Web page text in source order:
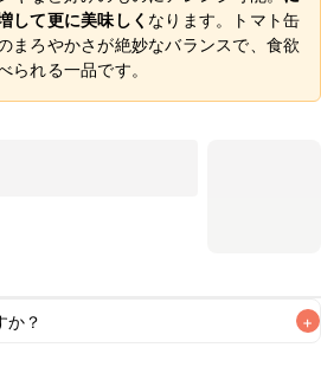
して更に美味しく なります。トマト缶
まろやかさが絶妙なバランスで、食欲
られる一品です。
か？ +
をお召し上がりいただくことをお